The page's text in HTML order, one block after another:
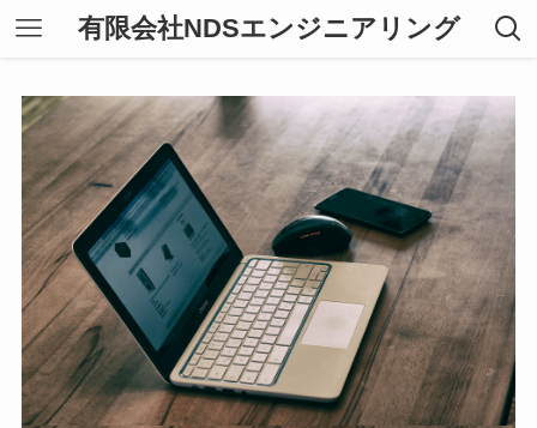
有限会社NDSエンジニアリング